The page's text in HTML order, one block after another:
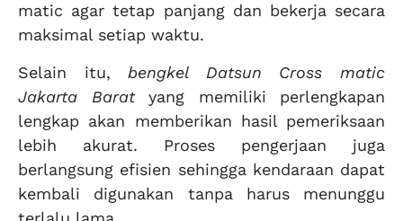
matic agar tetap panjang dan bekerja secara
maksimal setiap waktu.
Selain itu, bengkel Datsun Cross matic
Jakarta Baratyang memiliki perlengkapan
lengkap akan memberikan hasil pemeriksaan
lebih akurat. Proses pengerjaan juga
berlangsung efisien sehingga kendaraan dapat
kembali digunakan tanpa harus menunggu